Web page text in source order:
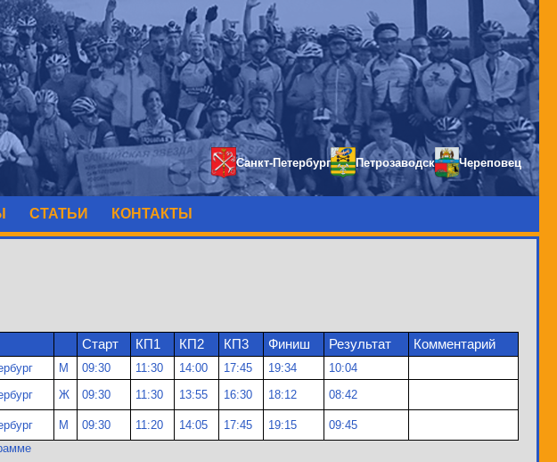
Санкт-Петербург Петрозаводск Череповец
СТАТЬИ КОНТАКТЫ
Старт КП1 КП2 КП3 Финиш Результат Комментарий
М 09:30 11:30 14:00 17:45 19:34
10:04
Ж 09:30 11:30 13:55 16:30 18:12 08:42
М 09:30 11:20 14:05 17:45 19:15
09:45